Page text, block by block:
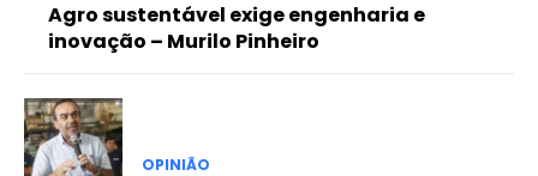
Agro sustentável exige engenharia e
inovação – Murilo Pinheiro
OPINIÃO